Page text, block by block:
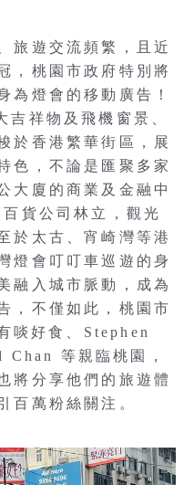
旅遊交流頻繁，且近
，桃園市政府特別將
為燈會的移動廣告！
祥物及飛機窗景、
於香港繁華街區，展
色，不論是匯聚多家
大廈的商業及金融中
貨公司林立，觀光
於太古、宵崎灣等港
燈會叮叮車巡遊的身
融入城市脈動，成為
，不僅如此，桃園市
啖好食、Stephen
等親臨桃園，
將分享他們的旅遊體
百萬粉絲關注。